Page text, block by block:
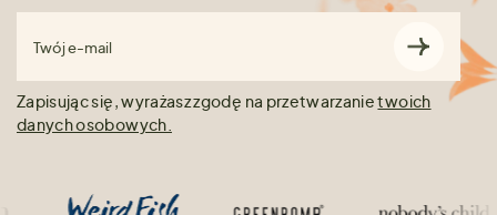
Twój e-mail
Zapisując się, wyrażasz zgodę na przetwarzanietwoich
danych osobowych.